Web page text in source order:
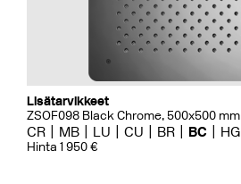
Lisätarvikkeet
ZSOF098 Black Chrome, 500x500 mm
CR MB LU CU BR BC HG
Hinta 1 950 €